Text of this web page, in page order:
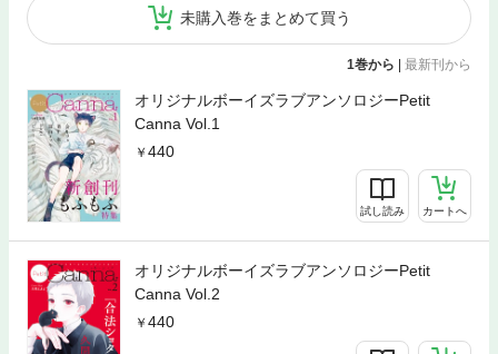
未購入巻をまとめて買う
1巻から | 最新刊から
オリジナルボーイズラブアンソロジーPetit
Canna Vol.1
440
試し読み カートへ
オリジナルボーイズラブアンソロジーPetit
Canna Vol.2
440